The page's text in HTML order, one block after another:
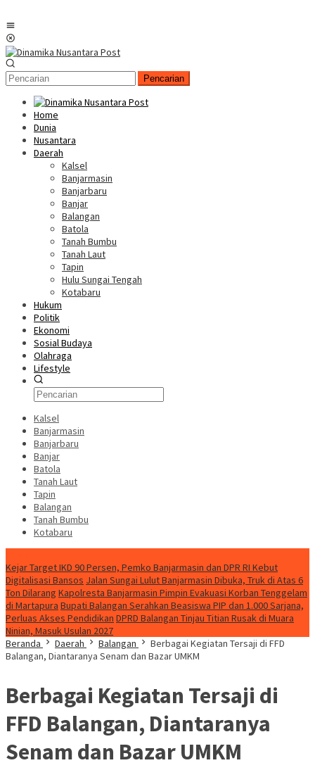
Pencarian
Home
Dunia
Nusantara
Daerah
Kalsel
Banjarmasin
Banjarbaru
Banjar
Balangan
Batola
Tanah Bumbu
Tanah Laut
Tapin
Hulu Sungai Tengah
Kotabaru
Hukum
Politik
Ekonomi
Sosial Budaya
Olahraga
Lifestyle
Kalsel
Banjarmasin
Banjarbaru
Banjar
Batola
Tanah Laut
Tapin
Balangan
Tanah Bumbu
Kotabaru
Kejar Target IKD 90 Persen, Pemko Banjarmasin dan DPR RI Kebut
Digitalisasi Bansos Jalan Sungai Lulut Banjarmasin Dibuka, Truk di Atas 6
Ton Dilarang Kapolresta Banjarmasin Pimpin Evakuasi Korban Tenggelam
di Martapura Bupati Balangan Serahkan Beasiswa PIP dan 1.000 Sarjana,
Perluas Akses Pendidikan DPRD Balangan Tinjau Titian Rusak di Muara
Ninian, Masuk Usulan 2027
Beranda
Daerah Balangan
Berbagai Kegiatan Tersaji di FFD
Balangan, Diantaranya Senam dan Bazar UMKM
Berbagai Kegiatan Tersaji di
FFD Balangan, Diantaranya
Senam dan Bazar UMKM